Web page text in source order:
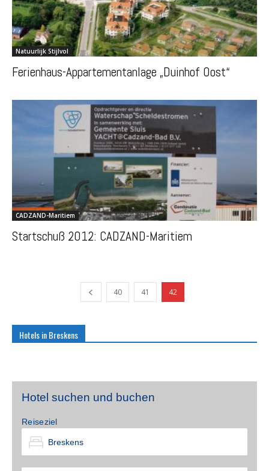
Natuurlijk Stijlvol
Ferienhaus-Appartementanlage „Duinhof Oost“
CADZAND-Maritiem
Startschuß 2012: CADZAND-Maritiem
40 41 42
Hotels in Breskens
Hotel suchen und buchen
Reiseziel